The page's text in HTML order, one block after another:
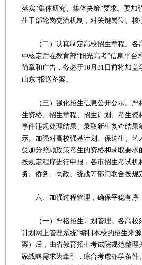
落实“集体研究、集体决策”要求。要
生干部轮岗交流机制，对关键岗位、核
（二）认真制定高校招生章程。各
中核定后在教育部“阳光高考”信息平台
简章和广告，务必于10月31日前将加
山东”报送备案。
（三）强化招生信息公开公示。严
生资格、招生章程、招生计划、考生
事件违规处理结果、录取新生复查结
示。加强对高校强基计划、保送生、
受加分照顾政策考生的资格和录取要
按规定程序进行申报，各市招生考试
务、侨务、民政、统战等部门联合按
六、加强过程管理，确保平稳有序
（一）严格招生计划管理。各高校
计划网上管理系统”编制本校的招生来
案）后，由省教育招生考试院规范整
家战略需求为牵引，综合考虑办学条